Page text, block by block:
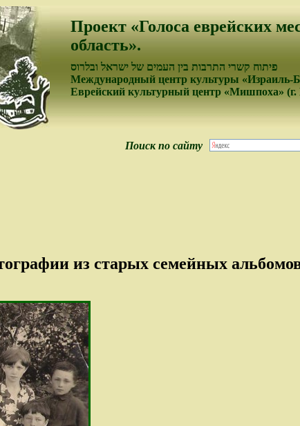
Проект «Голоса еврейских
область».
פיתוח קשרי התרבות בין העמים של ישראל ובלרוס
Международный центр культуры «Израиль-
Еврейский культурный центр «Мишпоха» (г.
Поиск по сайту
из старых семейных